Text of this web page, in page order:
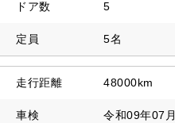
ドア数 5
定員 5名
走行距離 48000km
車検 令和09年07月